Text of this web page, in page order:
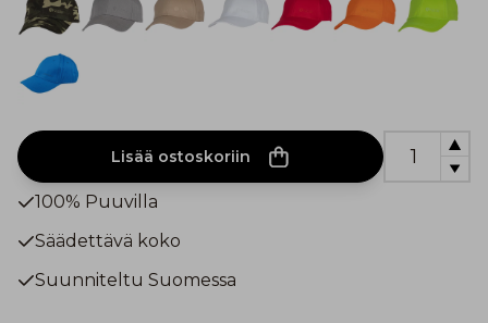
Lisää ostoskoriin
100% Puuvilla
Säädettävä koko
Suunniteltu Suomessa